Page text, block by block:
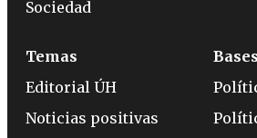
Sociedad
Temas
Editorial ÚH
Noticias positivas